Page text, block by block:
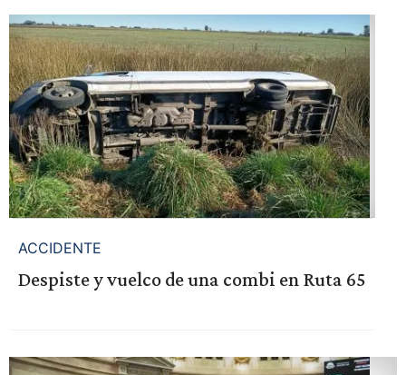
ACCIDENTE
Despiste y vuelco de una combi en Ruta 65